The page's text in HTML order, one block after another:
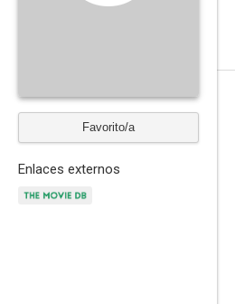
Favorito/a
Enlaces externos